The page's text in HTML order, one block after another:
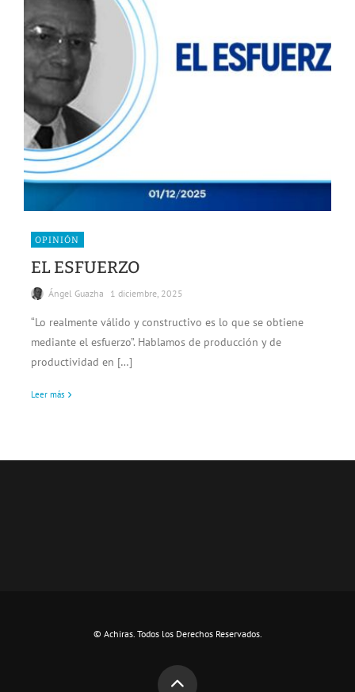
OPINIÓN
EL ESFUERZO
Ángel Guazha 1 diciembre, 2025
“Lo realmente válido y constructivo es lo que se obtiene
mediante el esfuerzo”. Hablamos de producción y de
productividad en […]
Leer más
© Achiras. Todos los Derechos Reservados.